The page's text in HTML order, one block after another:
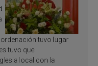
ordenación tuvo lugar
tuvo que
local con la